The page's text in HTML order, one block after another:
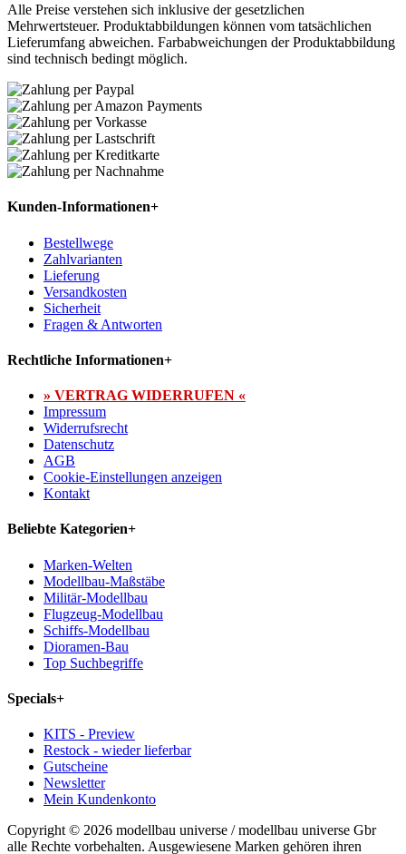
Alle Preise verstehen sich inklusive der gesetzlichen
Mehrwertsteuer. Produktabbildungen können vom tatsächlichen
Lieferumfang abweichen. Farbabweichungen der Produktabbildung
sind technisch bedingt möglich.
Kunden-Informationen+
Bestellwege
Zahlvarianten
Lieferung
Versandkosten
Sicherheit
Fragen & Antworten
Rechtliche Informationen+
» VERTRAG WIDERRUFEN «
Impressum
Widerrufsrecht
Datenschutz
AGB
Cookie-Einstellungen anzeigen
Kontakt
Beliebte Kategorien+
Marken-Welten
Modellbau-Maßstäbe
Militär-Modellbau
Flugzeug-Modellbau
Schiffs-Modellbau
Dioramen-Bau
Top Suchbegriffe
Specials+
KITS - Preview
Restock - wieder lieferbar
Gutscheine
Newsletter
Mein Kundenkonto
Copyright © 2026 modellbau universe / modellbau universe Gbr
alle Rechte vorbehalten. Ausgewiesene Marken gehören ihren